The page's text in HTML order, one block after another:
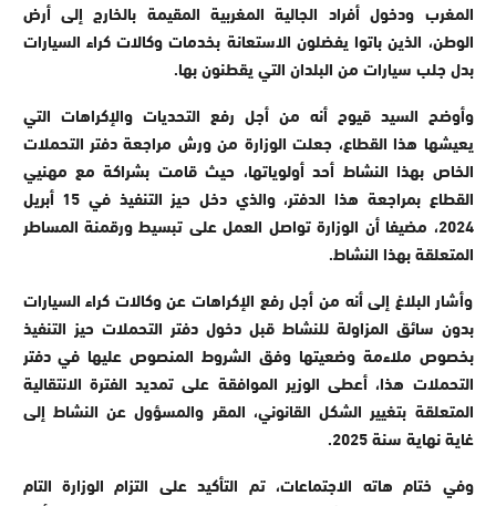
المغرب ودخول أفراد الجالية المغربية المقيمة بالخارج إلى أرض
الوطن، الذين باتوا يفضلون الاستعانة بخدمات وكالات كراء السيارات
بدل جلب سيارات من البلدان التي يقطنون بها.
وأوضح السيد قيوح أنه من أجل رفع التحديات والإكراهات التي
يعيشها هذا القطاع، جعلت الوزارة من ورش مراجعة دفتر التحملات
الخاص بهذا النشاط أحد أولوياتها، حيث قامت بشراكة مع مهنيي
القطاع بمراجعة هذا الدفتر، والذي دخل حيز التنفيذ في 15 أبريل
2024، مضيفا أن الوزارة تواصل العمل على تبسيط ورقمنة المساطر
المتعلقة بهذا النشاط.
وأشار البلاغ إلى أنه من أجل رفع الإكراهات عن وكالات كراء السيارات
بدون سائق المزاولة للنشاط قبل دخول دفتر التحملات حيز التنفيذ
بخصوص ملاءمة وضعيتها وفق الشروط المنصوص عليها في دفتر
التحملات هذا، أعطى الوزير الموافقة على تمديد الفترة الانتقالية
المتعلقة بتغيير الشكل القانوني، المقر والمسؤول عن النشاط إلى
غاية نهاية سنة 2025.
وفي ختام هاته الاجتماعات، تم التأكيد على التزام الوزارة التام